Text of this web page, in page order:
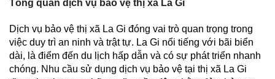
Tổng quan dịch vụ bảo vệ thị xã La Gi
Dịch vụ bảo vệ thị xã La Gi đóng vai trò quan trọng trong
việc duy trì an ninh và trật tự. La Gi nổi tiếng với bãi biển
dài, là điểm đến du lịch hấp dẫn và có sự phát triển nhanh
chóng. Nhu cầu sử dụng dịch vụ bảo vệ tại thị xã La Gi